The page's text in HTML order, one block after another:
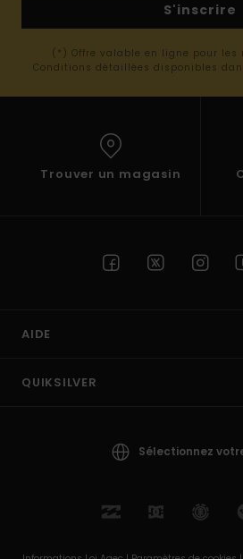
S'inscrire
(*) Offre valable en ligne pour les
Conditions détaillées disponibles
Trouver un magasin
AIDE
QUIKSILVER
Sélectionnez